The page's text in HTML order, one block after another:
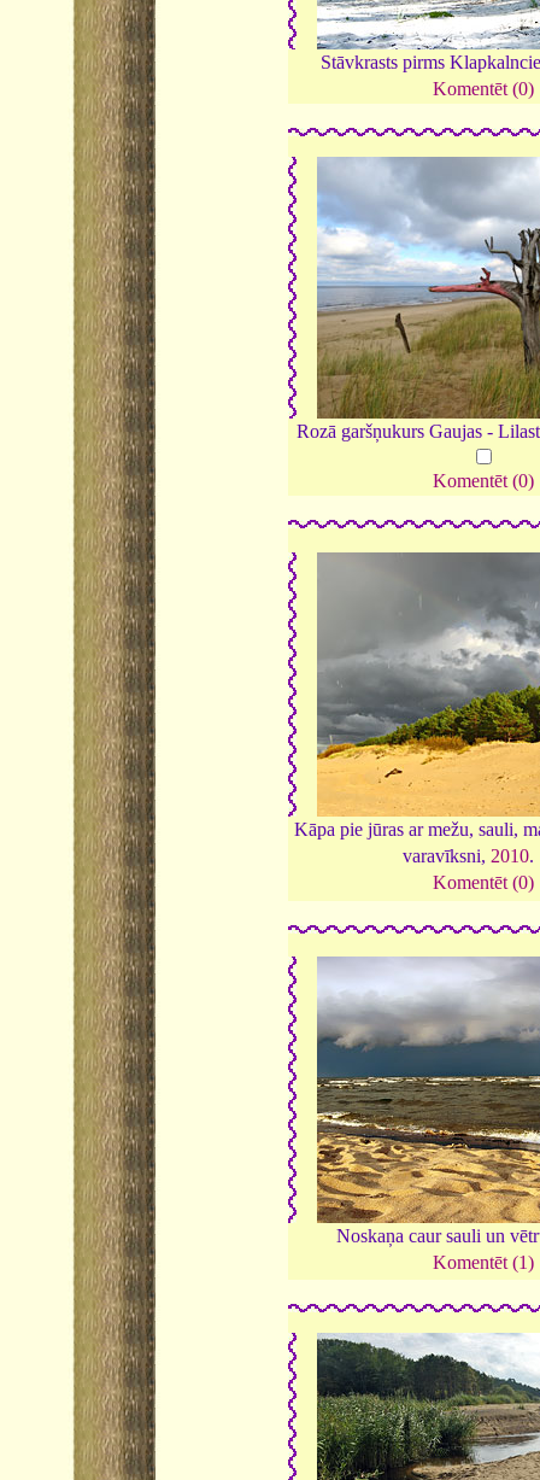
Stāvkrasts pirms
Komentēt (0)
Rozā garšņukurs Gaujas -
Komentēt (0)
Kāpa pie jūras ar mežu, sauli,
varavīksni, 2010.
Komentēt (0)
Noskaņa caur sauli un
Komentēt (1)